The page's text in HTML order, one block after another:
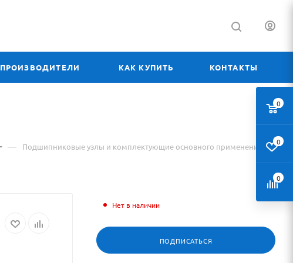
ПРОИЗВОДИТЕЛИ КАК КУПИТЬ КОНТАКТЫ
— Подшипниковые узлы и комплектующие основного применения
Нет в наличии
ПОДПИСАТЬСЯ
0
0
0